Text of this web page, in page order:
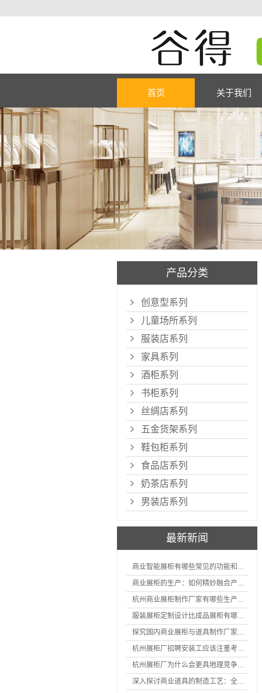
首页 关于我们
产品分类
创意型系列
儿童场所系列
服装店系列
家具系列
酒柜系列
书柜系列
丝绸店系列
五金货架系列
鞋包柜系列
食品店系列
奶茶店系列
男装店系列
最新新闻
商业智能展柜有哪些常见的功能和神奇之处
商业展柜的生产：如何精妙融合产品特性的艺术探索
杭州商业展柜制作厂家有哪些生产的优势？
服装展柜定制设计比成品展柜有哪些优势
探究国内商业展柜与道具制作厂家的技术实力如何
杭州展柜厂招聘安装工应该注重考核哪些方面技能
杭州展柜厂为什么会更具地理竞争优势？
深入探讨商业道具的制造工艺：全面分析从设计到维护的各个环节。